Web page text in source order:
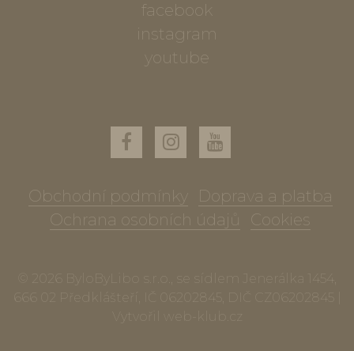
facebook
instagram
youtube
Obchodní podmínky
Doprava a platba
Ochrana osobních údajů
Cookies
© 2026 ByloByLibo s.r.o., se sídlem Jenerálka 1454,
666 02 Předklášteří, IČ 06202845, DIČ CZ06202845 |
Vytvořil